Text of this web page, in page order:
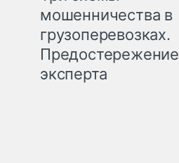
мошенничества в
грузоперевозках.
Предостережение
эксперта